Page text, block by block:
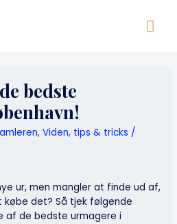
bedste
,Viden, tips & tricks /
ur, men mangler at finde ud af,
det? Så tjek følgende
af de bedste urmagere i